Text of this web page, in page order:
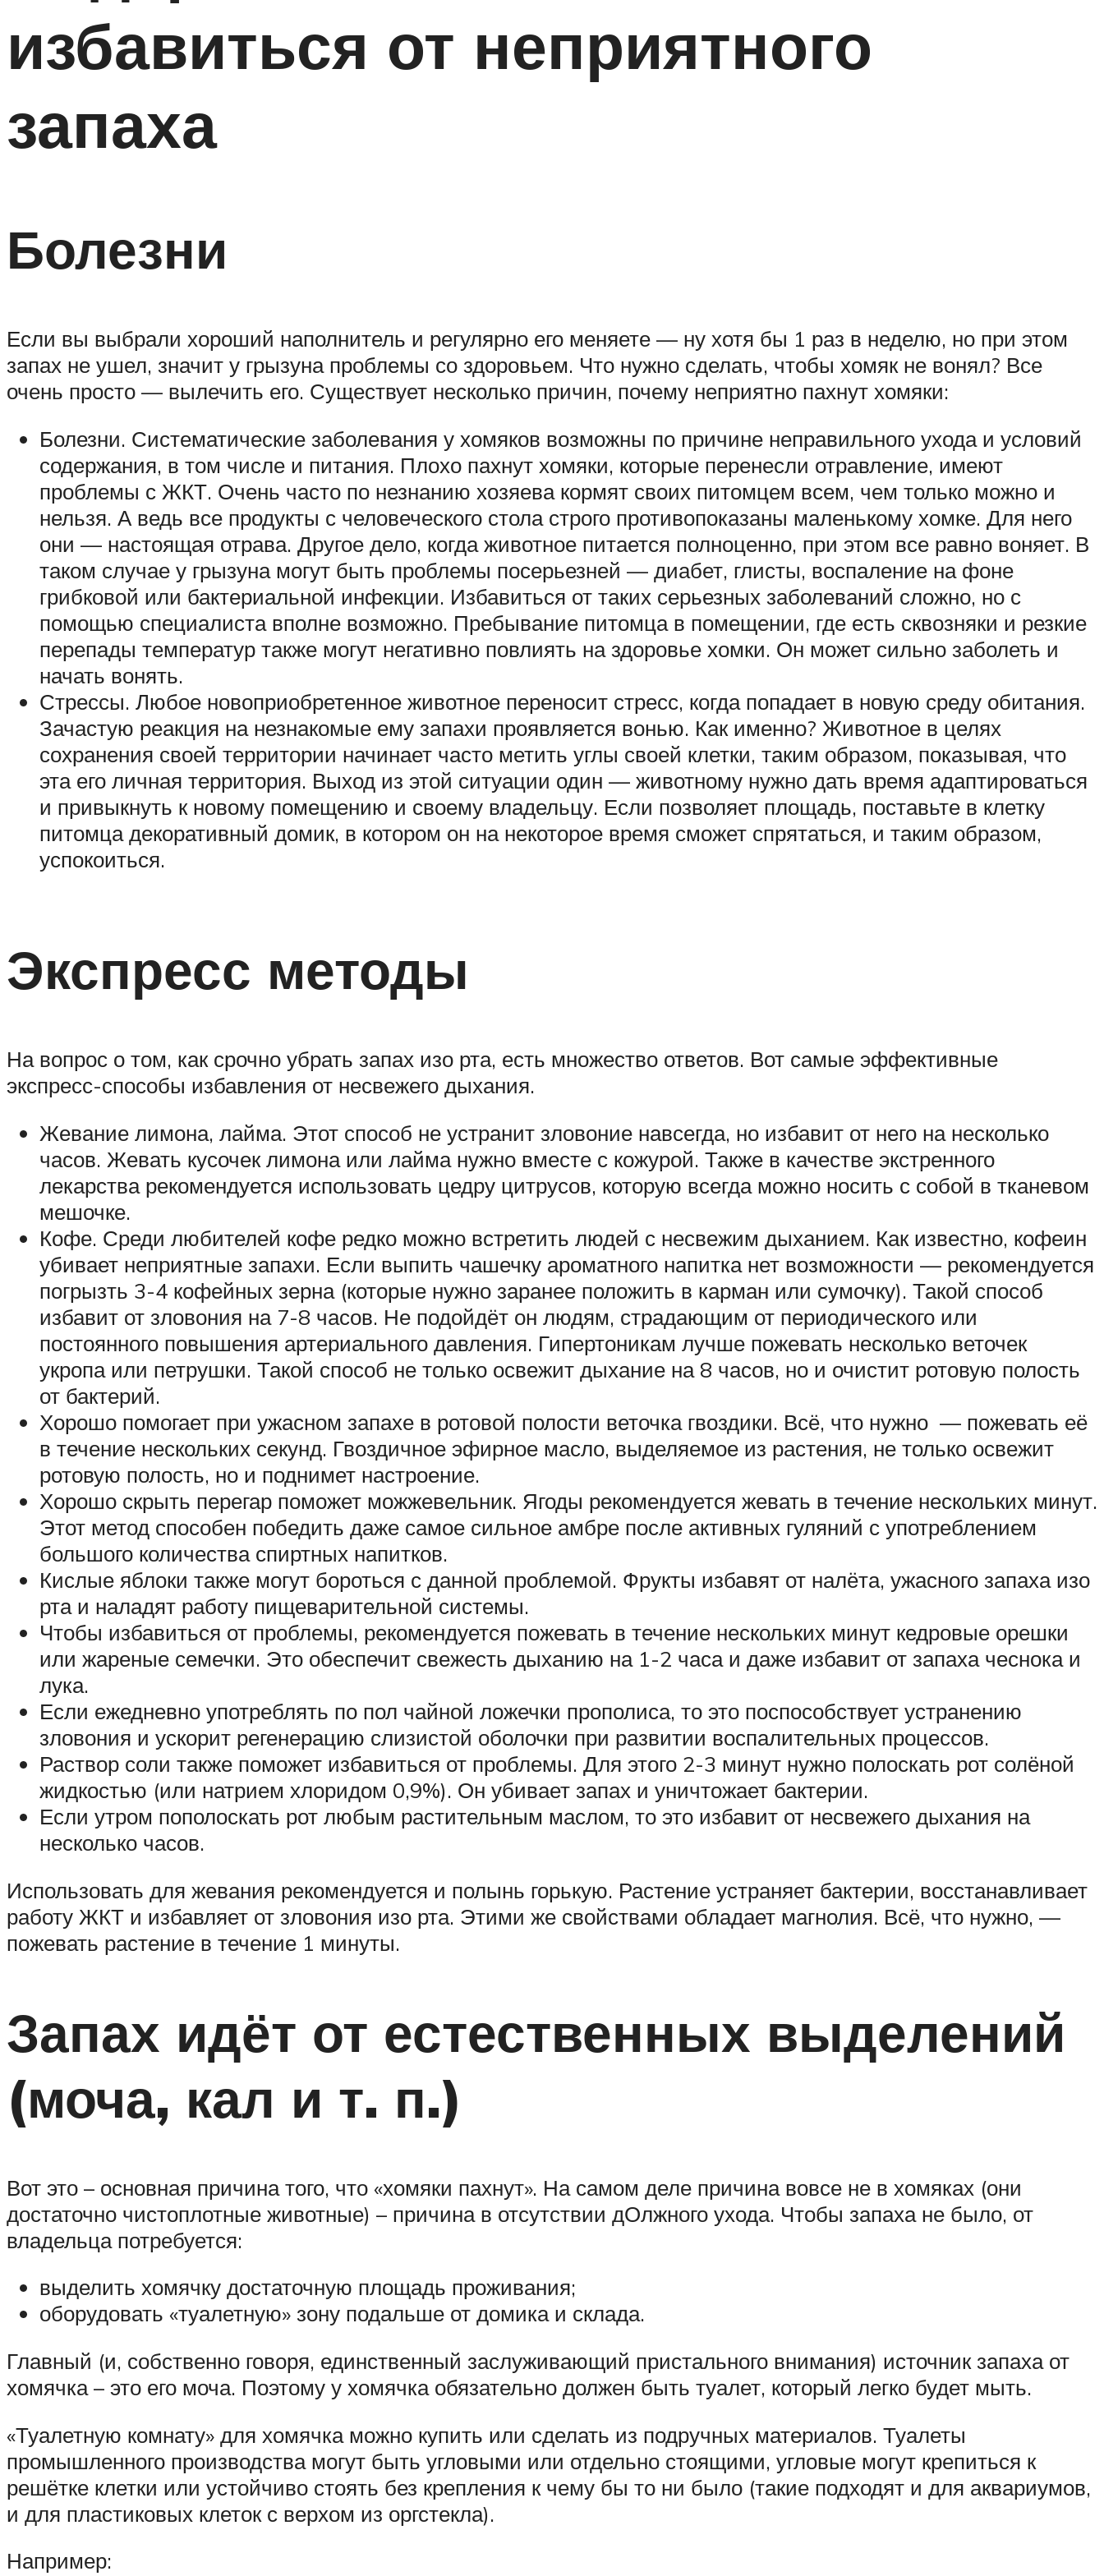
избавиться от неприятного
запаха
Болезни
Если вы выбрали хороший наполнитель и регулярно его меняете — ну хотя бы 1 раз в неделю, но при этом
запах не ушел, значит у грызуна проблемы со здоровьем. Что нужно сделать, чтобы хомяк не вонял? Все
очень просто — вылечить его. Существует несколько причин, почему неприятно пахнут хомяки:
Болезни. Систематические заболевания у хомяков возможны по причине неправильного ухода и условий
содержания, в том числе и питания. Плохо пахнут хомяки, которые перенесли отравление, имеют
проблемы с ЖКТ. Очень часто по незнанию хозяева кормят своих питомцем всем, чем только можно и
нельзя. А ведь все продукты с человеческого стола строго противопоказаны маленькому хомке. Для него
они — настоящая отрава. Другое дело, когда животное питается полноценно, при этом все равно воняет. В
таком случае у грызуна могут быть проблемы посерьезней — диабет, глисты, воспаление на фоне
грибковой или бактериальной инфекции. Избавиться от таких серьезных заболеваний сложно, но с
помощью специалиста вполне возможно. Пребывание питомца в помещении, где есть сквозняки и резкие
перепады температур также могут негативно повлиять на здоровье хомки. Он может сильно заболеть и
начать вонять.
Стрессы. Любое новоприобретенное животное переносит стресс, когда попадает в новую среду обитания.
Зачастую реакция на незнакомые ему запахи проявляется вонью. Как именно? Животное в целях
сохранения своей территории начинает часто метить углы своей клетки, таким образом, показывая, что
эта его личная территория. Выход из этой ситуации один — животному нужно дать время адаптироваться
и привыкнуть к новому помещению и своему владельцу. Если позволяет площадь, поставьте в клетку
питомца декоративный домик, в котором он на некоторое время сможет спрятаться, и таким образом,
успокоиться.
Экспресс методы
На вопрос о том, как срочно убрать запах изо рта, есть множество ответов. Вот самые эффективные
экспресс-способы избавления от несвежего дыхания.
Жевание лимона, лайма. Этот способ не устранит зловоние навсегда, но избавит от него на несколько
часов. Жевать кусочек лимона или лайма нужно вместе с кожурой. Также в качестве экстренного
лекарства рекомендуется использовать цедру цитрусов, которую всегда можно носить с собой в тканевом
мешочке.
Кофе. Среди любителей кофе редко можно встретить людей с несвежим дыханием. Как известно, кофеин
убивает неприятные запахи. Если выпить чашечку ароматного напитка нет возможности — рекомендуется
погрызть 3-4 кофейных зерна (которые нужно заранее положить в карман или сумочку). Такой способ
избавит от зловония на 7-8 часов. Не подойдёт он людям, страдающим от периодического или
постоянного повышения артериального давления. Гипертоникам лучше пожевать несколько веточек
укропа или петрушки. Такой способ не только освежит дыхание на 8 часов, но и очистит ротовую полость
от бактерий.
Хорошо помогает при ужасном запахе в ротовой полости веточка гвоздики. Всё, что нужно — пожевать её
в течение нескольких секунд. Гвоздичное эфирное масло, выделяемое из растения, не только освежит
ротовую полость, но и поднимет настроение.
Хорошо скрыть перегар поможет можжевельник. Ягоды рекомендуется жевать в течение нескольких минут.
Этот метод способен победить даже самое сильное амбре после активных гуляний с употреблением
большого количества спиртных напитков.
Кислые яблоки также могут бороться с данной проблемой. Фрукты избавят от налёта, ужасного запаха изо
рта и наладят работу пищеварительной системы.
Чтобы избавиться от проблемы, рекомендуется пожевать в течение нескольких минут кедровые орешки
или жареные семечки. Это обеспечит свежесть дыханию на 1-2 часа и даже избавит от запаха чеснока и
лука.
Если ежедневно употреблять по пол чайной ложечки прополиса, то это поспособствует устранению
зловония и ускорит регенерацию слизистой оболочки при развитии воспалительных процессов.
Раствор соли также поможет избавиться от проблемы. Для этого 2-3 минут нужно полоскать рот солёной
жидкостью (или натрием хлоридом 0,9%). Он убивает запах и уничтожает бактерии.
Если утром пополоскать рот любым растительным маслом, то это избавит от несвежего дыхания на
несколько часов.
Использовать для жевания рекомендуется и полынь горькую. Растение устраняет бактерии, восстанавливает
работу ЖКТ и избавляет от зловония изо рта. Этими же свойствами обладает магнолия. Всё, что нужно, —
пожевать растение в течение 1 минуты.
Запах идёт от естественных выделений
(моча, кал и т. п.)
Вот это – основная причина того, что «хомяки пахнут». На самом деле причина вовсе не в хомяках (они
достаточно чистоплотные животные) – причина в отсутствии дОлжного ухода. Чтобы запаха не было, от
владельца потребуется:
выделить хомячку достаточную площадь проживания;
оборудовать «туалетную» зону подальше от домика и склада.
Главный (и, собственно говоря, единственный заслуживающий пристального внимания) источник запаха от
хомячка – это его моча. Поэтому у хомячка обязательно должен быть туалет, который легко будет мыть.
«Туалетную комнату» для хомячка можно купить или сделать из подручных материалов. Туалеты
промышленного производства могут быть угловыми или отдельно стоящими, угловые могут крепиться к
решётке клетки или устойчиво стоять без крепления к чему бы то ни было (такие подходят и для аквариумов,
и для пластиковых клеток с верхом из оргстекла).
Например: